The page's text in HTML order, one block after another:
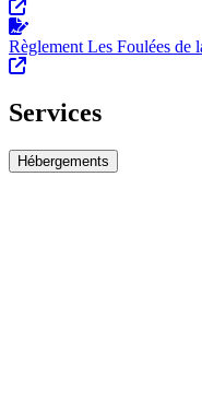
Règlement Les Foulées de
Services
Hébergements